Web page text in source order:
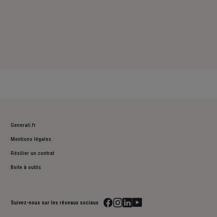
Generali.fr
Mentions légales
Résilier un contrat
Boite à outils
Suivez-nous sur les réseaux sociaux